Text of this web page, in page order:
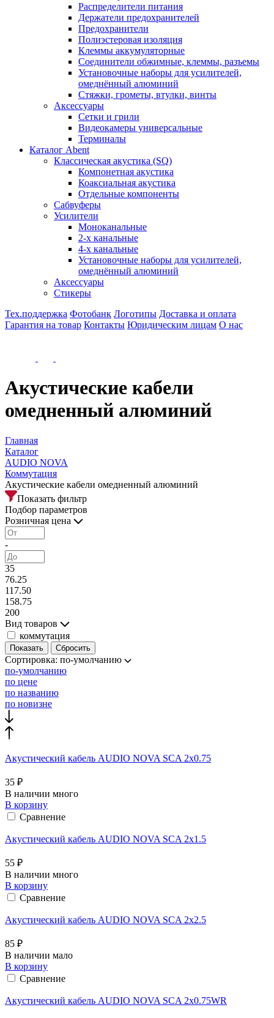
Распределители питания
Держатели предохранителей
Предохранители
Полиэстеровая изоляция
Клеммы аккумуляторные
Соединители обжимные, клеммы, разъемы
Установочные наборы для усилителей,
омеднённый алюминий
Стяжки, грометы, втулки, винты
Аксессуары
Сетки и грили
Видеокамеры универсальные
Терминалы
Каталог Abent
Классическая акустика (SQ)
Компонетная акустика
Коаксиальная акустика
Отдельные компоненты
Сабвуферы
Усилители
Моноканальные
2-х канальные
4-х канальные
Установочные наборы для усилителей,
омеднённый алюминий
Аксессуары
Стикеры
Тех.поддержка Фотобанк Логотипы Доставка и оплата
Гарантия на товар Контакты Юридическим лицам О нас
Акустические кабели
омедненный алюминий
Главная
Каталог
AUDIO NOVA
Коммутация
Акустические кабели омедненный алюминий
Показать фильтр
Подбор параметров
Розничная цена
-
35
76.25
117.50
158.75
200
Вид товаров
коммутация
Сортировка: по-умолчанию
по-умолчанию
по цене
по названию
по новизне
Акустический кабель AUDIO NOVA SCA 2x0.75
35 ₽
В наличии много
В корзину
Сравнение
Акустический кабель AUDIO NOVA SCA 2x1.5
55 ₽
В наличии много
В корзину
Сравнение
Акустический кабель AUDIO NOVA SCA 2x2.5
85 ₽
В наличии мало
В корзину
Сравнение
Акустический кабель AUDIO NOVA SCA 2x0.75WR